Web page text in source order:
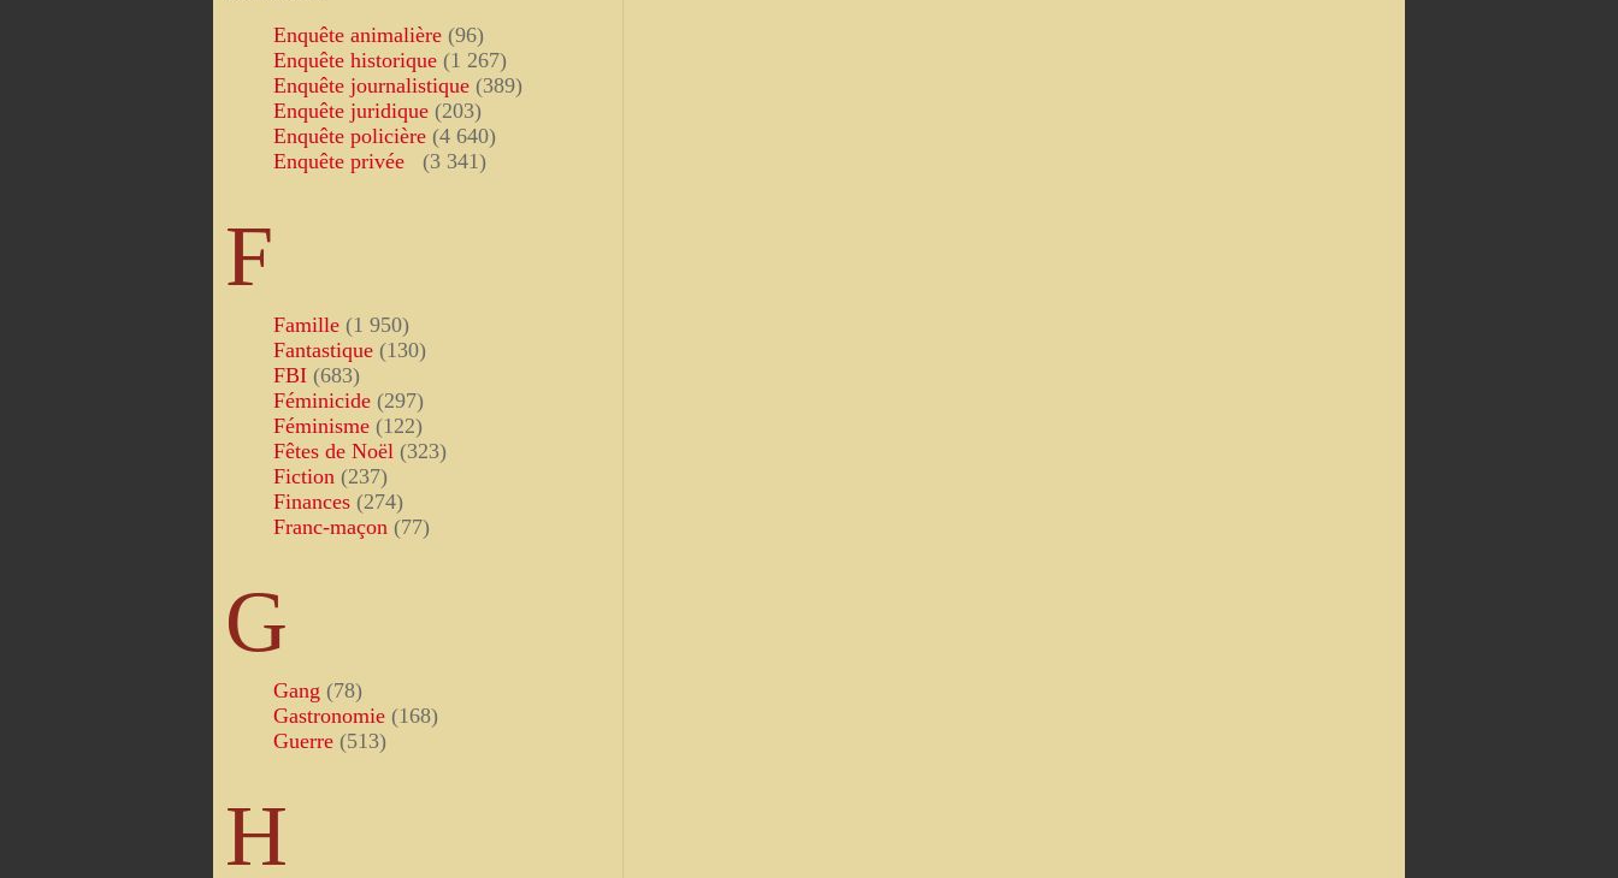
Enquête animalière (96)
Enquête historique (1 267)
Enquête journalistique (389)
Enquête juridique (203)
Enquête policière (4 640)
Enquête privée
(3 341)
F
Famille (1 950)
Fantastique (130)
FBI (683)
Féminicide (297)
Féminisme (122)
Fêtes de Noël (323)
Fiction (237)
Finances (274)
Franc-maçon (77)
G
Gang (78)
Gastronomie (168)
Guerre (513)
H